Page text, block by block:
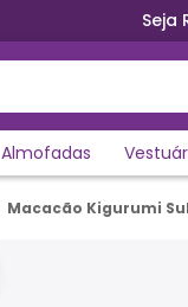
Seja
Almofadas
Macacão Kigurumi